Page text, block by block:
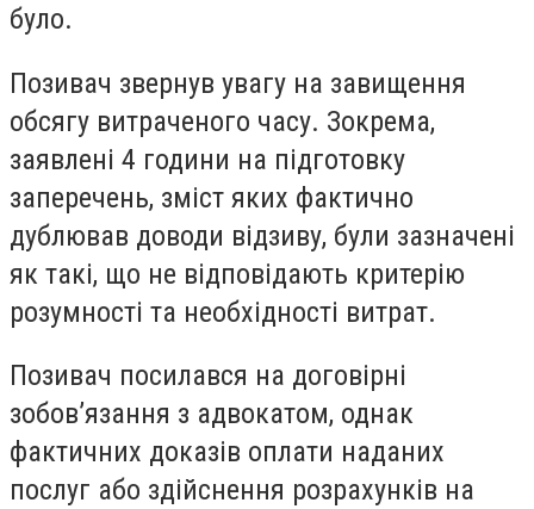
було.
Позивач звернув увагу на завищення
обсягу витраченого часу. Зокрема,
заявлені 4 години на підготовку
заперечень, зміст яких фактично
дублював доводи відзиву, були зазначені
як такі, що не відповідають критерію
розумності та необхідності витрат.
Позивач посилався на договірні
зобов’язання з адвокатом, однак
фактичних доказів оплати наданих
послуг або здійснення розрахунків на